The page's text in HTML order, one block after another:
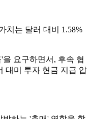
치는 달러 대비 1.58%
요구하면서, 후속 협
대미 투자 현금 지급 압